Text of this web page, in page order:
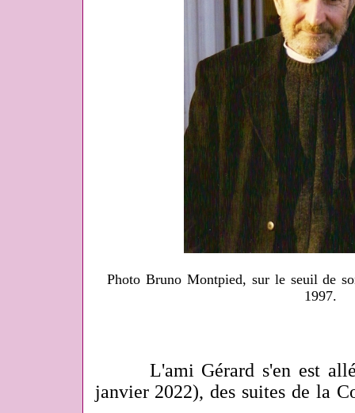
Photo Bruno Montpied, sur le seuil de
1997.
L'ami Gérard s'en est allé,
janvier 2022), des suites de la